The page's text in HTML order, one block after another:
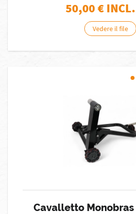
50,00€
Vedere il file
Cavalletto Monobras